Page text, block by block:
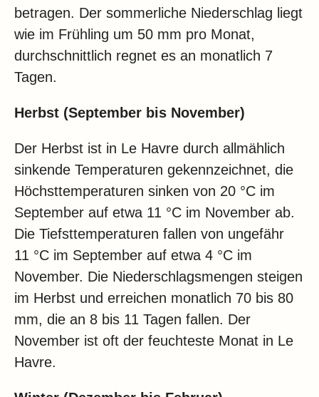
betragen. Der sommerliche Niederschlag liegt
wie im Frühling um 50 mm pro Monat,
durchschnittlich regnet es an monatlich 7
Tagen.
Herbst (September bis November)
Der Herbst ist in Le Havre durch allmählich
sinkende Temperaturen gekennzeichnet, die
Höchsttemperaturen sinken von 20 °C im
September auf etwa 11 °C im November ab.
Die Tiefsttemperaturen fallen von ungefähr
11 °C im September auf etwa 4 °C im
November. Die Niederschlagsmengen steigen
im Herbst und erreichen monatlich 70 bis 80
mm, die an 8 bis 11 Tagen fallen. Der
November ist oft der feuchteste Monat in Le
Havre.